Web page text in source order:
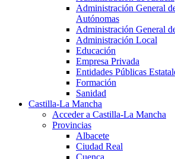
Administración General
Autónomas
Administración General
Administración Local
Educación
Empresa Privada
Entidades Públicas
Formación
Sanidad
Castilla-La Mancha
Acceder a Castilla-La Mancha
Provincias
Albacete
Ciudad Real